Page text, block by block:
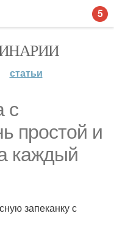
статьи
с
простой и
каждый
запеканку с
5